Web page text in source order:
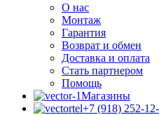
О нас
Монтаж
Гарантия
Возврат и обмен
Доставка и оплата
Стать партнером
Помощь
Магазины
+7 (918) 252-